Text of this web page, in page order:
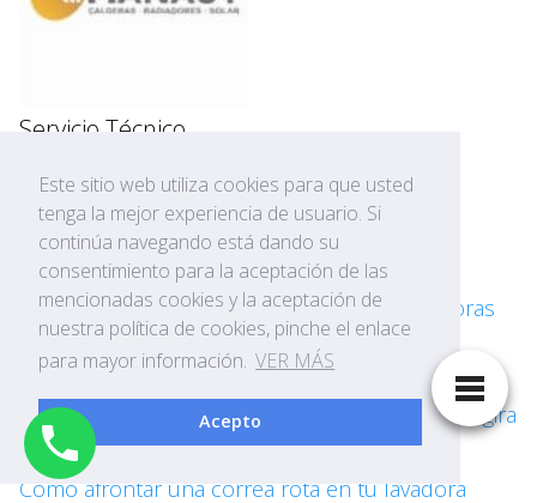
Servicio Técnico
PUBLICACIONES
Soluciones para el ruido de bomba en lavadoras
en Tarragona
Soluciones cuando el motor de tu lavadora no gira
Cómo afrontar una correa rota en tu lavadora
Este sitio web utiliza cookies para que usted
tenga la mejor experiencia de usuario. Si
continúa navegando está dando su
consentimiento para la aceptación de las
mencionadas cookies y la aceptación de
nuestra política de cookies, pinche el enlace
para mayor información. VER MÁS
Acepto